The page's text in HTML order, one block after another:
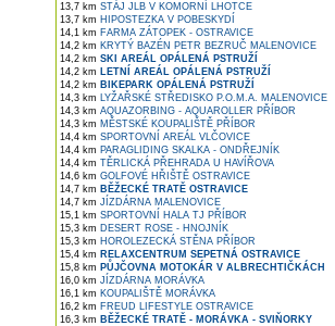
13,7 km STÁJ JLB V KOMORNÍ LHOTCE
13,7 km HIPOSTEZKA V POBESKYDÍ
14,1 km FARMA ZÁTOPEK - OSTRAVICE
14,2 km KRYTÝ BAZÉN PETR BEZRUČ MALENOVICE
14,2 km SKI AREÁL OPÁLENÁ PSTRUŽÍ
14,2 km LETNÍ AREÁL OPÁLENÁ PSTRUŽÍ
14,2 km BIKEPARK OPÁLENÁ PSTRUŽÍ
14,3 km LYŽAŘSKÉ STŘEDISKO P.O.M.A. MALENOVICE
14,3 km AQUAZORBING - AQUAROLLER PŘÍBOR
14,3 km MĚSTSKÉ KOUPALIŠTĚ PŘÍBOR
14,4 km SPORTOVNÍ AREÁL VLČOVICE
14,4 km PARAGLIDING SKALKA - ONDŘEJNÍK
14,4 km TĚRLICKÁ PŘEHRADA U HAVÍŘOVA
14,6 km GOLFOVÉ HŘIŠTĚ OSTRAVICE
14,7 km BĚŽECKÉ TRATĚ OSTRAVICE
14,7 km JÍZDÁRNA MALENOVICE
15,1 km SPORTOVNÍ HALA TJ PŘÍBOR
15,3 km DESERT ROSE - HNOJNÍK
15,3 km HOROLEZECKÁ STĚNA PŘÍBOR
15,4 km RELAXCENTRUM SEPETNÁ OSTRAVICE
15,8 km PŮJČOVNA MOTOKÁR V ALBRECHTIČKÁCH
16,0 km JÍZDÁRNA MORÁVKA
16,1 km KOUPALIŠTĚ MORÁVKA
16,2 km FREUD LIFESTYLE OSTRAVICE
16,3 km BĚŽECKÉ TRATĚ - MORÁVKA - SVIŇORKY